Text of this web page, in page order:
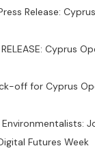
Release:
RELEASE: Cyprus
off for Cyprus
Futures Week